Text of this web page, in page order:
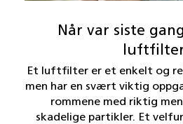
Når var siste
Et luftfilter er et enkelt og
men har en svært viktig
rommene med riktig
skadelige partikler. Et